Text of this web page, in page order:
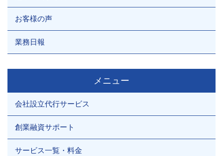
お客様の声
業務日報
メニュー
会社設立代行サービス
創業融資サポート
サービス一覧・料金